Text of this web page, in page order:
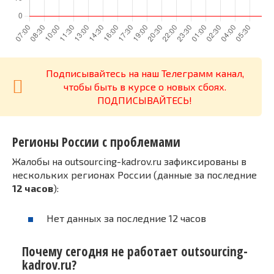
Подписывайтесь на наш Телеграмм канал,
чтобы быть в курсе о новых сбоях.
ПОДПИСЫВАЙТЕСЬ!
Регионы России с проблемами
Жалобы на outsourcing-kadrov.ru зафиксированы в
нескольких регионах России (данные за последние
12 часов):
Нет данных за последние 12 часов
Почему сегодня не работает outsourcing-
kadrov.ru?